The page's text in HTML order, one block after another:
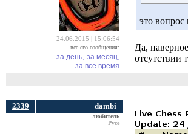
24.06.2015 | 15:06:54
все его сообщения:
за день, за месяц,
за все время
это вопрос
Да,
отсутствии
2339 dambi
любитель
Русе